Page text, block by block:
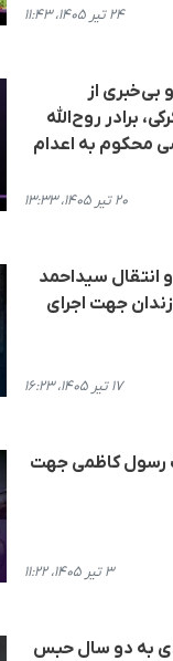
۲۴ تیر ۱۴۰۵، ۱۱:۴۳
بی‌خبری از
برادر روح‌الله
محکوم به اعدام
۲۰ تیر ۱۴۰۵، ۱۳:۳۳
انتقال سیداحمد
جهت اجرای
۱۷ تیر ۱۴۰۵، ۱۶:۲۳
رسول کاظمی جهت
۳ تیر ۱۴۰۵، ۱۱:۲۲
به دو سال حبس